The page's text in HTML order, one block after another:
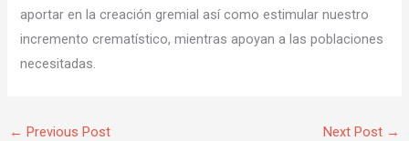
aportar en la creación gremial así­ como estimular nuestro
incremento crematístico, mientras apoyan a las poblaciones
necesitadas.
← Previous Post Next Post →